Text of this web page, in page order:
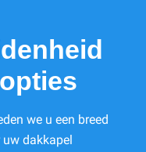
we u een breed
dakkapel